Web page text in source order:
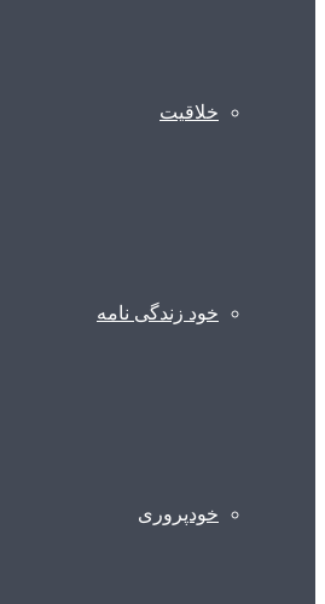
خلاقیت
خود زندگی نامه
خودپروری